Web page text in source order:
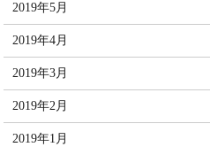
2019年5月
2019年4月
2019年3月
2019年2月
2019年1月